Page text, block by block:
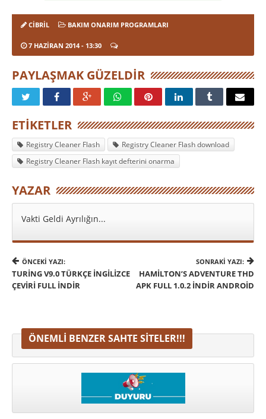
CIBRIL BAKIM ONARIM PROGRAMLARI
7 HAZIRAN 2014- 13:30
PAYLAŞMAK GÜZELDIR
ETIKETLER
Registry Cleaner Flash
Registry Cleaner Flash download
Registry Cleaner Flash kayıt defterini onarma
YAZAR
Vakti Geldi Ayrılığın...
ÖNCEKI YAZI:
TURING V9.0 TÜRKÇE İNGILIZCE
ÇEVIRI FULL İNDIR
SONRAKI YAZI:
HAMILTON’S ADVENTURE THD
APK FULL 1.0.2 İNDIR ANDROID
ÖNEMLI BENZER SAHTE SITELER!!!